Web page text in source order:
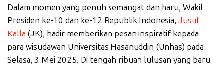
Dalam momen yang penuh semangat dan haru, Wakil
Presiden ke-10 dan ke-12 Republik Indonesia, Jusuf
Kalla (JK), hadir memberikan pesan inspiratif kepada
para wisudawan Universitas Hasanuddin (Unhas) pada
Selasa, 3 Mei 2025. Di tengah ribuan lulusan yang baru